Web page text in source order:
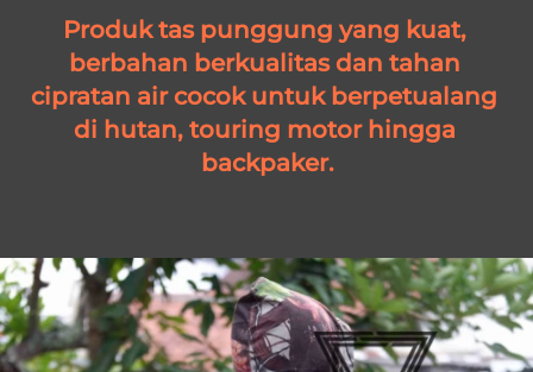
Produk tas punggung yang kuat,
berbahan berkualitas dan tahan
cipratan air cocok untuk berpetualang
di hutan, touring motor hingga
backpaker.